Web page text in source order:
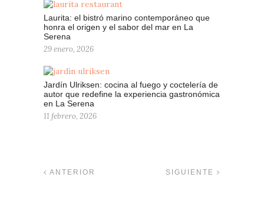
Laurita: el bistró marino contemporáneo que
honra el origen y el sabor del mar en La
Serena
29 enero, 2026
Jardín Ulriksen: cocina al fuego y coctelería de
autor que redefine la experiencia gastronómica
en La Serena
11 febrero, 2026
ANTERIOR SIGUIENTE